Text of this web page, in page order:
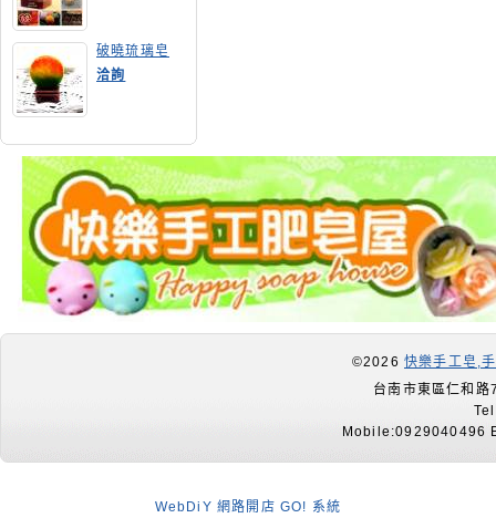
破曉琉璃皂
洽詢
©2026 快樂手工皂,
台南市東區仁和
Mobile:0929040496
WebDiY 網路開店 GO! 系統